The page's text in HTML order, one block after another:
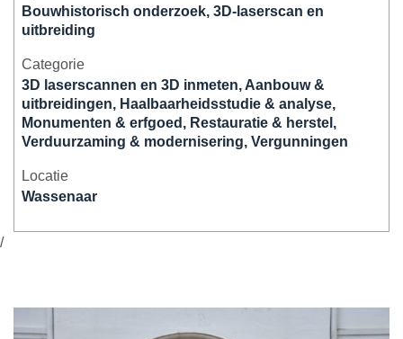
Bouwhistorisch onderzoek, 3D-laserscan en
uitbreiding
Categorie
3D laserscannen en 3D inmeten, Aanbouw &
uitbreidingen, Haalbaarheidsstudie & analyse,
Monumenten & erfgoed, Restauratie & herstel,
Verduurzaming & modernisering, Vergunningen
Locatie
Wassenaar
/